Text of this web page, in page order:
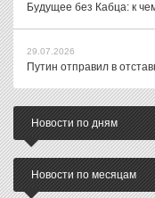
Будущее без Кабца: к
29.07.2026
Путин отправил в
Новости по дням
Новости по месяцам